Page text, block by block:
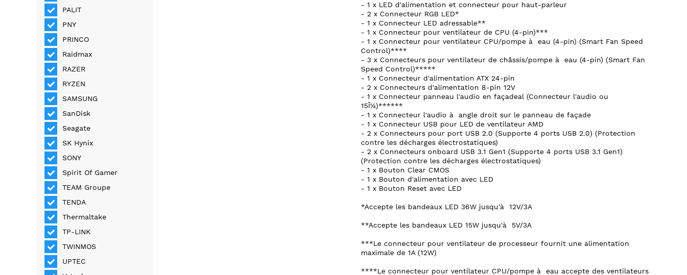
- 1 x LED d'alimentation et connecteur pour haut-parleur
- 2 x Connecteur RGB LED*
- 1 x Connecteur LED adressable**
- 1 x Connecteur pour ventilateur de CPU (4-pin)***
- 1 x Connecteur pour ventilateur CPU/pompe à eau (4-pin) (Smart Fan Speed
Control)****
- 3 x Connecteurs pour ventilateur de châssis/pompe à eau (4-pin) (Smart Fan
Speed Control)*****
- 1 x Connecteur d'alimentation ATX 24-pin
- 2 x Connecteurs d'alimentation 8-pin 12V
- 1 x Connecteur panneau l'audio en façadeal (Connecteur l'audio ou
15Î¼)******
- 1 x Connecteur l'audio à angle droit sur le panneau de façade
- 1 x Connecteur USB pour LED de ventilateur AMD
- 2 x Connecteurs pour port USB 2.0 (Supporte 4 ports USB 2.0) (Protection
contre les décharges électrostatiques)
- 2 x Connecteurs onboard USB 3.1 Gen1 (Supporte 4 ports USB 3.1 Gen1)
(Protection contre les décharges électrostatiques)
- 1 x Bouton Clear CMOS
- 1 x Bouton d'alimentation avec LED
- 1 x Bouton Reset avec LED
*Accepte les bandeaux LED 36W jusqu'à 12V/3A
**Accepte les bandeaux LED 15W jusqu'à 5V/3A
***Le connecteur pour ventilateur de processeur fournit une alimentation
maximale de 1A (12W)
****Le connecteur pour ventilateur CPU/pompe à eau accepte des ventilateurs
PALIT
PNY
PRINCO
Raidmax
RAZER
RYZEN
SAMSUNG
SanDisk
Seagate
SK Hynix
SONY
Spirit Of Gamer
TEAM Groupe
TENDA
Thermaltake
TP-LINK
TWINMOS
UPTEC